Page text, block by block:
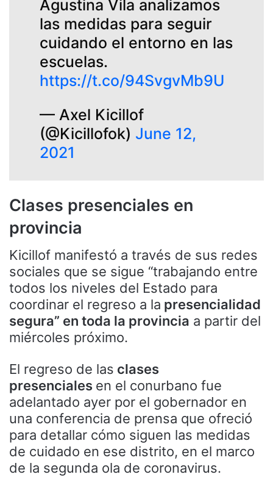
Agustina Vila analizamos
las medidas para seguir
cuidando el entorno en las
escuelas.
https://t.co/94SvgvMb9U
— Axel Kicillof
(@Kicillofok) June 12,
2021
Clases presenciales en
provincia
Kicillof manifestó a través de sus redes
sociales que se sigue “trabajando entre
todos los niveles del Estado para
coordinar el regreso a la presencialidad
segura” en toda la provincia a partir del
miércoles próximo.
El regreso de las clases
presenciales en el conurbano fue
adelantado ayer por el gobernador en
una conferencia de prensa que ofreció
para detallar cómo siguen las medidas
de cuidado en ese distrito, en el marco
de la segunda ola de coronavirus.